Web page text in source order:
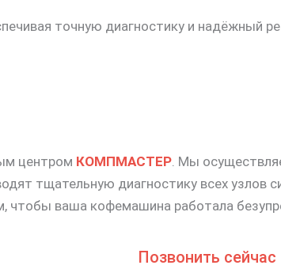
точную диагностику и надёжный
центром КОМПМАСТЕР. Мы
тщательную диагностику всех
чтобы ваша кофемашина работала
Позвонить сейчас